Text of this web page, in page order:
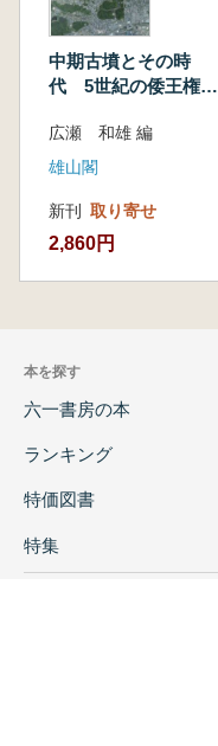
中期古墳とその時
代 5世紀の倭王権を
広瀬 和雄 編
雄山閣
新刊 取り寄せ
2,860円
本を探す
六一書房の本
ランキング
特価図書
特集